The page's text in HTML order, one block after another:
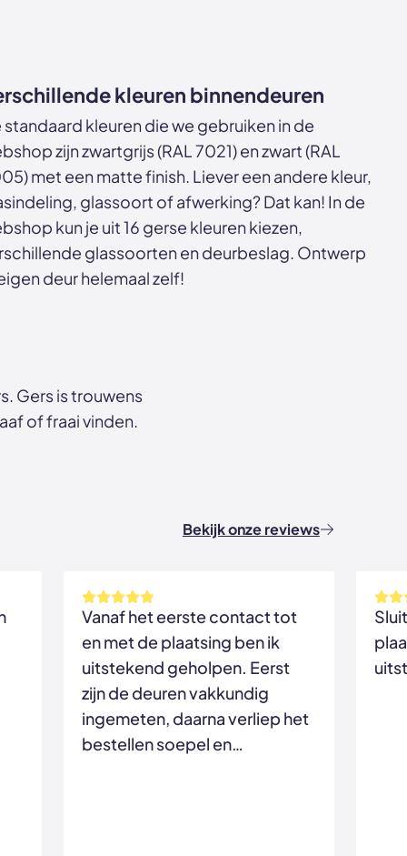
kleuren binnendeuren
standaard kleuren die we gebruiken in de
zijn zwartgrijs (RAL 7021) en zwart (RAL
met een matte finish. Liever een andere kleur,
glassoort of afwerking? Dat kan! In de
kun je uit 16 gerse kleuren kiezen,
glassoorten en deurbeslag. Ontwerp
deur helemaal zelf!
Gers is trouwens
of fraai vinden.
Bekijk onze reviews
Vanaf het eerste contact tot
en met de plaatsing ben ik
uitstekend geholpen. Eerst
zijn de deuren vakkundig
ingemeten, daarna verliep het
bestellen soepel en